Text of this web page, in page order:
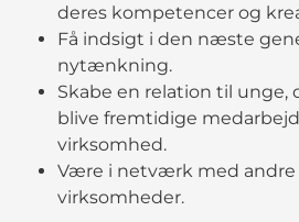
deres kompetencer og
Få indsigt i den næste
nytænkning.
Skabe en relation til unge,
blive fremtidige
virksomhed.
Være i netværk med andre
virksomheder.